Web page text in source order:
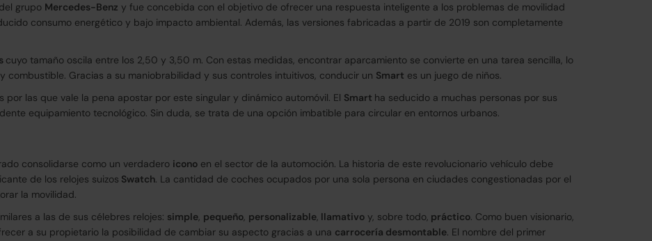
grupo Mercedes-Benz y fue concebida con el objetivo de ofrecer una respuesta inteligente a los problemas de movilidad
consumo energético y bajo impacto ambiental. Además, las versiones fabricadas a partir de 2019 son completamente
cuyo tamaño oscila entre los 2,50 y 3,50 m. Con estas medidas, encontrar aparcamiento se convierte en una tarea sencilla, lo
combustible. Gracias a su maniobrabilidad y sus controles intuitivos, conducir un Smart es un juego de niños.
por las que vale la pena apostar por este singular y dinámico automóvil. El Smart ha seducido a muchas personas por sus
equipamiento tecnológico. Sin duda, se trata de una opción imbatible para circular en entornos urbanos.
consolidarse como un verdadero icono en el sector de la automoción. La historia de este revolucionario vehículo debe
de los relojes suizos Swatch. La cantidad de coches ocupados por una sola persona en ciudades congestionadas por el
la movilidad.
a las de sus célebres relojes: simple, pequeño, personalizable, llamativo y, sobre todo, práctico. Como buen visionario,
a su propietario la posibilidad de cambiar su aspecto gracias a una carrocería desmontable. El nombre del primer